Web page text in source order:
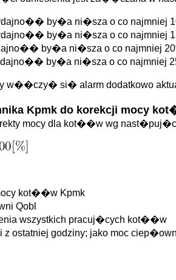
by�a ni�sza o co najmniej
by�a ni�sza o co najmniej
by�a ni�sza o co najmniej
by�a ni�sza o co najmniej
w��czy� si� alarm dodatkowo
Kpmk do korekcji mocy
mocy dla kot��w wg
kot��w Kpmk
Qobl
wszystkich pracuj�cych kot��w
ostatniej godziny; jako moc